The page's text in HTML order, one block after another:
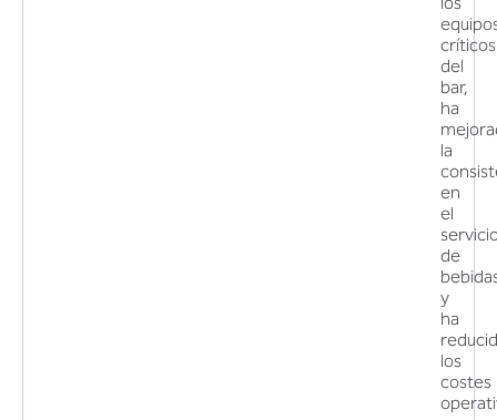
críticos
del
bar,
ha
la
en
el
de
y
ha
los
costes